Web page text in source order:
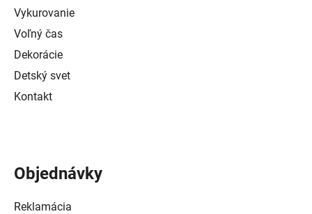
Vykurovanie
Voľný čas
Dekorácie
Detský svet
Kontakt
Objednávky
Reklamácia